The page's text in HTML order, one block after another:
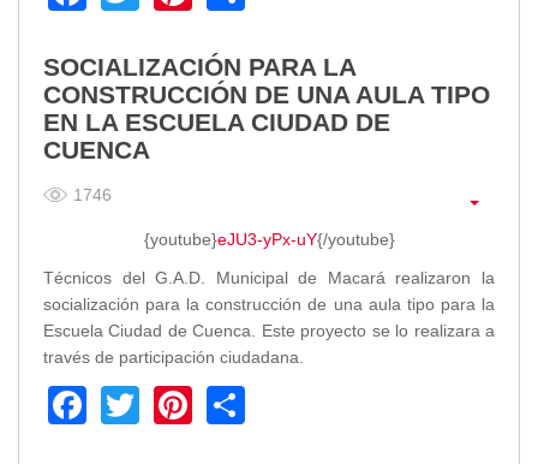
SOCIALIZACIÓN PARA LA
CONSTRUCCIÓN DE UNA AULA TIPO
EN LA ESCUELA CIUDAD DE
CUENCA
1746
{youtube}eJU3-yPx-uY{/youtube}
Técnicos del G.A.D. Municipal de Macará realizaron la
socialización para la construcción de una aula tipo para la
Escuela Ciudad de Cuenca. Este proyecto se lo realizara a
través de participación ciudadana.
Facebook
TwitterPinterest
Social
Transparencia
LOTAIP
2020
2024
2023
2022
2021
2016